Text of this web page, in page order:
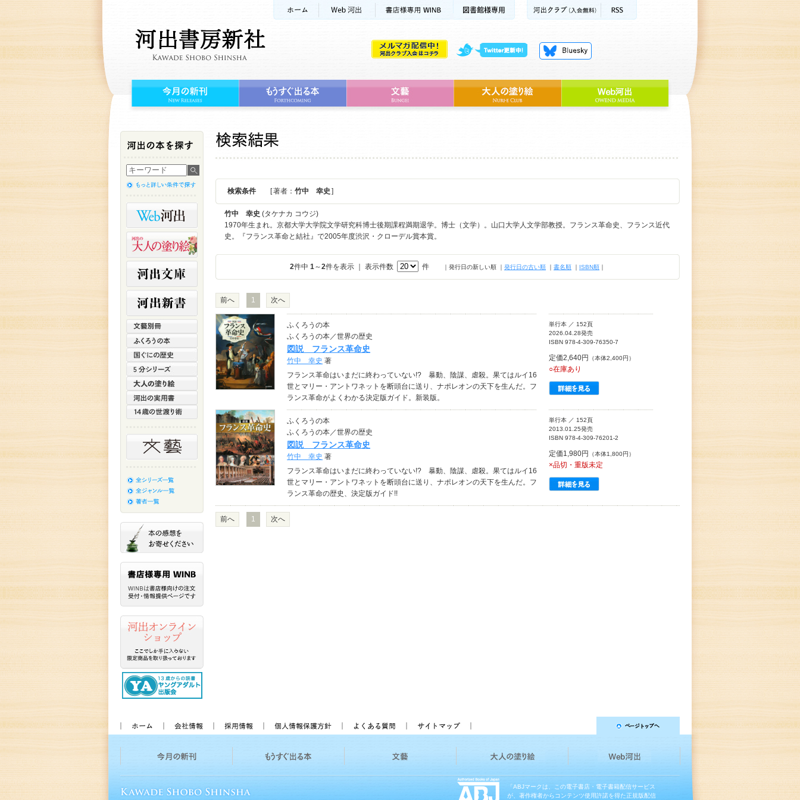
検索条件 [ 著者： 竹中 幸史 ]
竹中 幸史 (タケナカ コウジ)
1970年生まれ。京都大学大学院文学研究科博士後期課程満期退学。博士（文学）。山口大学人文学部教授。フランス革命史、フランス近代
史。『フランス革命と結社』で2005年度渋沢・クローデル賞本賞。
2件中 1～2件を表示 ｜ 表示件数 件 ｜発行日の新しい順 ｜ 発行日の古い順 ｜ 書名順 ｜ ISBN順 ｜
前へ 1 次へ
ふくろうの本
ふくろうの本／世界の歴史
図説 フランス革命史
竹中 幸史 著
フランス革命はいまだに終わっていない!? 暴動、陰謀、虐殺。果てはルイ16
世とマリー・アントワネットを断頭台に送り、ナポレオンの天下を生んだ。フ
ランス革命がよくわかる決定版ガイド。新装版。
単行本 ／ 152頁
2026.04.28発売
ISBN 978-4-309-76350-7
定価2,640円 （本体2,400円）
○在庫あり
ふくろうの本
ふくろうの本／世界の歴史
図説 フランス革命史
竹中 幸史 著
フランス革命はいまだに終わっていない!? 暴動、陰謀、虐殺。果てはルイ16
世とマリー・アントワネットを断頭台に送り、ナポレオンの天下を生んだ。フ
ランス革命の歴史、決定版ガイド!!
単行本 ／ 152頁
2013.01.25発売
ISBN 978-4-309-76201-2
定価1,980円 （本体1,800円）
×品切・重版未定
前へ 1 次へ
「ABJマークは、この電子書店・電子書籍配信サービス
が、著作権者からコンテンツ使用許諾を得た正規版配信